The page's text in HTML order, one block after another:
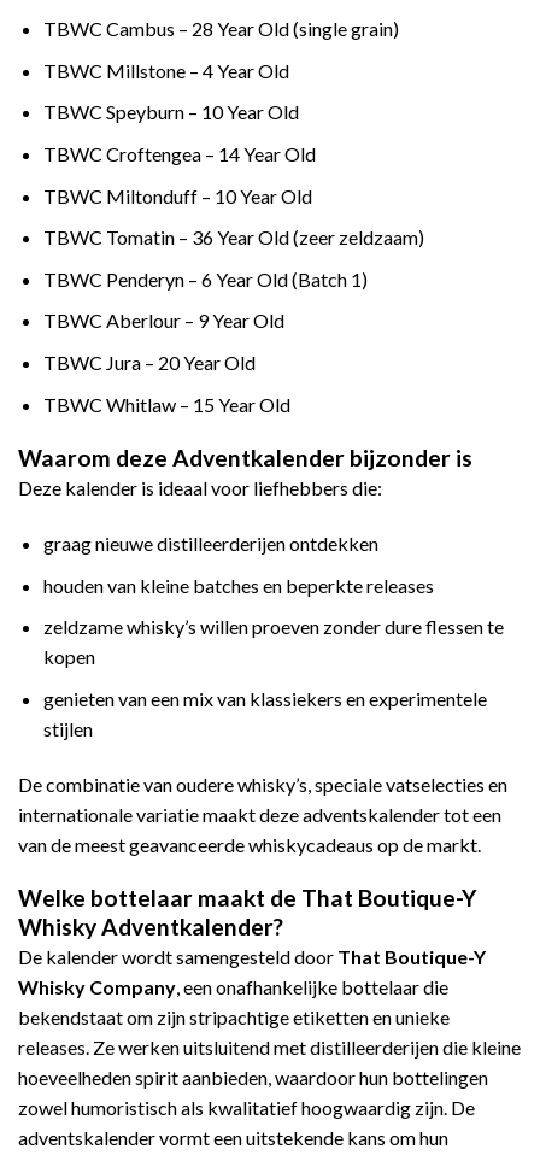
TBWC Cambus – 28 Year Old (single grain)
TBWC Millstone – 4 Year Old
TBWC Speyburn – 10 Year Old
TBWC Croftengea – 14 Year Old
TBWC Miltonduff – 10 Year Old
TBWC Tomatin – 36 Year Old (zeer zeldzaam)
TBWC Penderyn – 6 Year Old (Batch 1)
TBWC Aberlour – 9 Year Old
TBWC Jura – 20 Year Old
TBWC Whitlaw – 15 Year Old
Waarom deze Adventkalender bijzonder is
Deze kalender is ideaal voor liefhebbers die:
graag nieuwe distilleerderijen ontdekken
houden van kleine batches en beperkte releases
zeldzame whisky’s willen proeven zonder dure flessen te
kopen
genieten van een mix van klassiekers en experimentele
stijlen
De combinatie van oudere whisky’s, speciale vatselecties en
internationale variatie maakt deze adventskalender tot een
van de meest geavanceerde whiskycadeaus op de markt.
Welke bottelaar maakt de That Boutique-Y
Whisky Adventkalender?
De kalender wordt samengesteld door That Boutique-Y
Whisky Company, een onafhankelijke bottelaar die
bekendstaat om zijn stripachtige etiketten en unieke
releases. Ze werken uitsluitend met distilleerderijen die kleine
hoeveelheden spirit aanbieden, waardoor hun bottelingen
zowel humoristisch als kwalitatief hoogwaardig zijn. De
adventskalender vormt een uitstekende kans om hun